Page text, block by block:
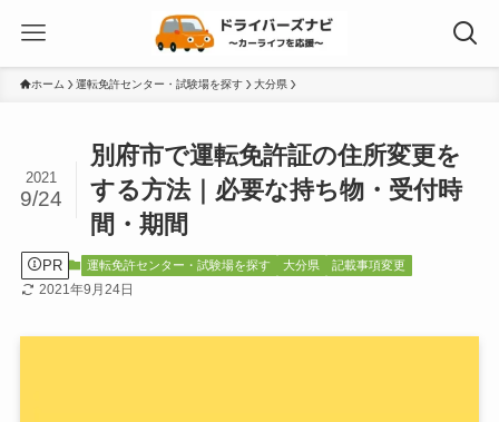
ホーム 運転免許センター・試験場を探す 大分県
別府市で運転免許証の住所変更を
する方法｜必要な持ち物・受付時
間・期間
2021
9/24
PR 運転免許センター・試験場を探す 大分県 記載事項変更
2021年9月24日